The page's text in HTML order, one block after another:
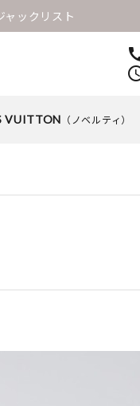
ックリスト
VUITTON （ノベルティ）